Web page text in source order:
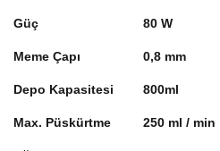
Güç 80 W
Meme Çapı 0,8 mm
Depo Kapasitesi 800ml
Max. Püskürtme 250 ml / min